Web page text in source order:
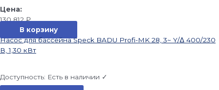
130 812₽
В корзину
Насос для бассейна Speck BADU Profi-MK 28, 3~ Y/∆ 400/230
В, 1,30 кВт
Доступность: Есть в наличии ✓